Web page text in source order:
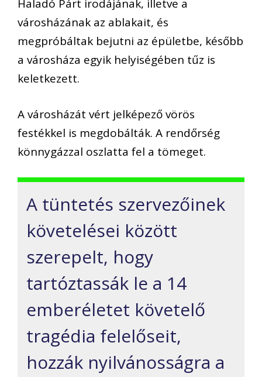
Haladó Párt irodájának, illetve a
városházának az ablakait, és
megpróbáltak bejutni az épületbe, később
a városháza egyik helyiségében tűz is
keletkezett.
A városházát vért jelképező vörös
festékkel is megdobálták. A rendőrség
könnygázzal oszlatta fel a tömeget.
A tüntetés szervezőinek
követelései között
szerepelt, hogy
tartóztassák le a 14
emberéletet követelő
tragédia felelőseit,
hozzák nyilvánosságra a